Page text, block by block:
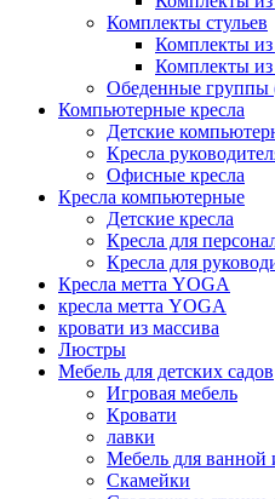
Комплекты стульев
Комплекты из
Комплекты из
Обеденные группы
Компьютерные кресла
Детские
Кресла
Офисные кресла
Кресла компьютерные
Детские кресла
Кресла для
Кресла для
Кресла метта YOGA
кресла метта YOGA
кровати из массива
Люстры
Мебель для детских садов
Игровая мебель
Кровати
лавки
Мебель для ванной
Скамейки